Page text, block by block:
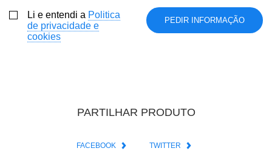
Li e entendi a Politica
de privacidade e
cookies
PARTILHAR PRODUTO
FACEBOOK TWITTER